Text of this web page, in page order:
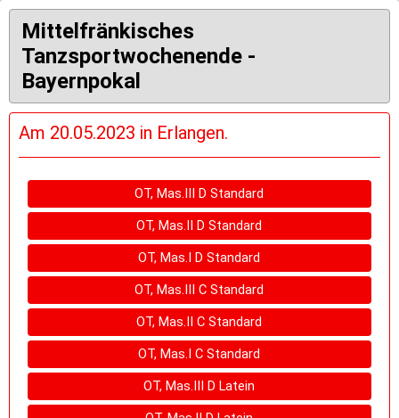
Mittelfränkisches
Tanzsportwochenende -
Bayernpokal
Am 20.05.2023 in Erlangen.
OT, Mas.III D Standard
OT, Mas.II D Standard
OT, Mas.I D Standard
OT, Mas.III C Standard
OT, Mas.II C Standard
OT, Mas.I C Standard
OT, Mas.III D Latein